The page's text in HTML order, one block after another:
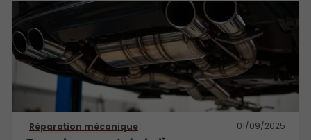
Réparation mécanique 01/09/2025